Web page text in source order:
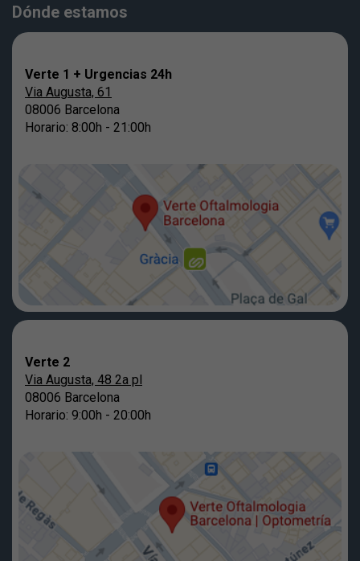
Dónde estamos
Verte 1 + Urgencias 24h
Via Augusta, 61
08006 Barcelona
Horario: 8:00h - 21:00h
Verte 2
Via Augusta, 48 2a pl
08006 Barcelona
Horario: 9:00h - 20:00h